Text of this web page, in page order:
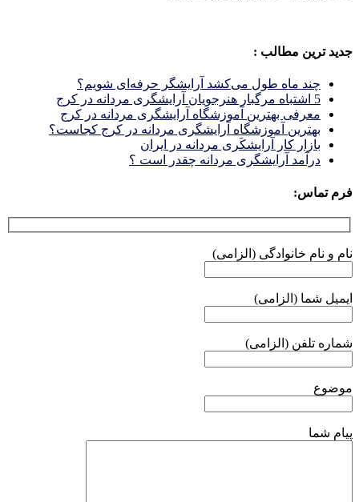
جدید ترین مطالب :
چند ماه طول می‌کشد آرایشگر حرفه‌ای شویم؟
5 اشتباه مرگبار هنرجویان آرایشگری مردانه در کرج
معرفی بهترین آموزشگاه آرایشگری مردانه در کرج
بهترین آموزشگاه آرایشگری مردانه در کرج کجاست؟
بازار كار آرايشكَرى مردانه در ايران
درآمد آرایشگری مردانه چقدر است ؟
فرم تماس:
نام و نام خانوادگی (الزامی)
ایمیل شما (الزامی)
شماره تلفن (الزامی)
موضوع
پیام شما